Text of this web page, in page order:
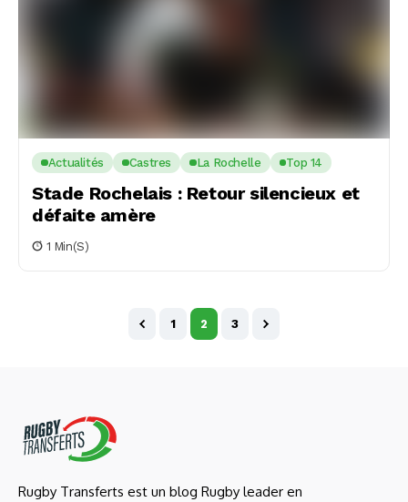
Actualités Castres La Rochelle Top 14
Stade Rochelais : Retour silencieux et
défaite amère
1 Min(s)
1 2 3
Rugby Transferts est un blog Rugby leader en